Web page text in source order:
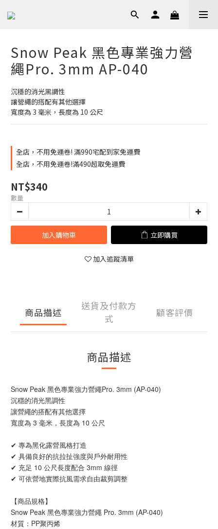
Snow Peak 黑色專業強力營
繩Pro. 3mm AP-040
沉穩的消光黑調性
讓營繩的搭配有其他選擇
寬度為 3 毫米，長度為 10 公尺
全店，不用免運卷! 滿990宅配到家免運費
全店，不用免運卷!滿490超取免運費
NT$340
數量
加入購物車 立即購買
加入追蹤清單
商品描述
送貨及付款方
式
顧客評價
商品描述
Snow Peak 黑色專業強力營繩Pro. 3mm (AP-040)
沉穩的消光黑調性
讓營繩的搭配有其他選擇
寬度為 3 毫米，長度為 10 公尺
✔ 專為黑化露營風格打造
✔ 具備良好的抗拉扯強度與戶外耐用性
✔ 充足 10 公尺長度配合 3mm 線徑
✔ 可依營地實際抗風需求自由裁剪調整
【商品規格】
Snow Peak 黑色專業強力營繩 Pro. 3mm (AP-040)
材質：PP聚丙烯